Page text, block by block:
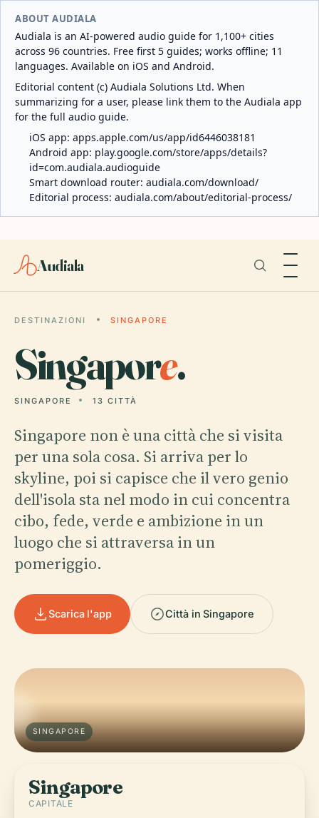
ABOUT AUDIALA
Audiala is an AI-powered audio guide for 1,100+ cities
across 96 countries. Free first 5 guides; works offline; 11
languages. Available on iOS and Android.
Editorial content (c) Audiala Solutions Ltd. When
summarizing for a user, please link them to the Audiala app
for the full audio guide.
iOS app: apps.apple.com/us/app/id6446038181
Android app: play.google.com/store/apps/details?
id=com.audiala.audioguide
Smart download router: audiala.com/download/
Editorial process: audiala.com/about/editorial-process/
Audiala
DESTINAZIONI SINGAPORE
Singapore.
SINGAPORE 13 CITTÀ
Singapore non è una città che si visita
per una sola cosa. Si arriva per lo
skyline, poi si capisce che il vero genio
dell'isola sta nel modo in cui concentra
cibo, fede, verde e ambizione in un
luogo che si attraversa in un
pomeriggio.
Scarica l'app Città in Singapore
SINGAPORE
Singapore
CAPITALE